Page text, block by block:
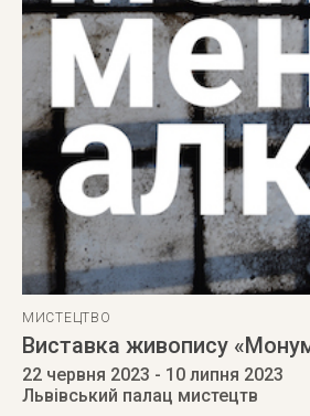
МИСТЕЦТВО
Виставка живопису
22 червня 2023 - 10 липня 2023
Львівський палац мистецтв